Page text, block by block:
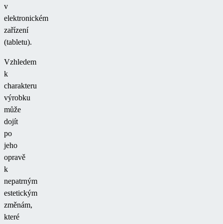
v
elektronickém
zařízení
(tabletu).
Vzhledem
k
charakteru
výrobku
může
dojít
po
jeho
opravě
k
nepatrným
estetickým
změnám,
které